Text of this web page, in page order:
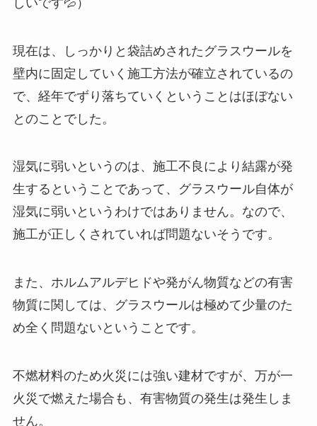
現在は、しっかりと袋詰めされたグラスウールを
壁内に固定していく施工方法が確立されているの
で、経年でずり落ちていくということはほぼない
とのことでした。
湿気に弱いというのは、施工不良により結露が発
生するということであって、グラスウール自体が
湿気に弱いというわけではありません。なので、
施工が正しくされていれば問題ないそうです。
また、ホルムアルデヒドや発がん物質などの有害
物質に関しては、グラスウールは極めて少量のた
め全く問題ないということです。
不燃材料のため火災には強い建材ですが、万が一
火災で燃えた場合も、有害物質の発生は発生しま
せん。